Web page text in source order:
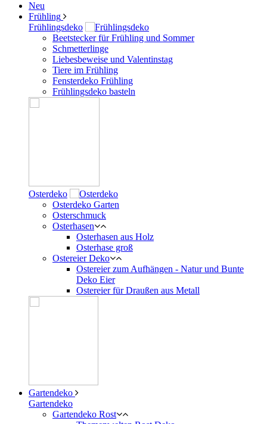
Neu
Frühling
Frühlingsdeko
Beetstecker für Frühling und Sommer
Schmetterlinge
Liebesbeweise und Valentinstag
Tiere im Frühling
Fensterdeko Frühling
Frühlingsdeko basteln
Osterdeko
Osterdeko Garten
Osterschmuck
Osterhasen
Osterhasen aus Holz
Osterhase groß
Ostereier Deko
Ostereier zum Aufhängen - Natur und Bunte
Deko Eier
Ostereier für Draußen aus Metall
Gartendeko
Gartendeko
Gartendeko Rost